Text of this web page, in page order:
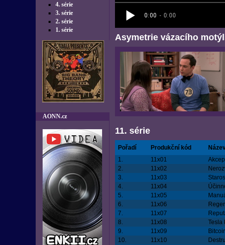
4. série
3. série
2. série
1. série
AONN.cz
Asymetrie vázacího
11. série
Pořadí Produkční kód
1.
11x01
2.
11x02
3.
11x03
4.
11x04
5.
11x05
6.
11x06
7.
11x07
8.
11x08
Tesla
9.
11x09
10.
11x10